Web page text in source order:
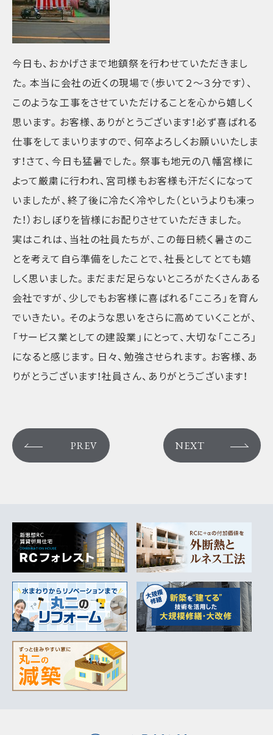
今日も、おかげさまで地鎮祭を行わせていただきまし
た。本当に会社の近くの現場で（歩いて２～３分です）、
このような工事をさせていただけることを心から嬉しく
思います。お客様、ありがとうございます！必ず喜ばれる
仕事をしてまいりますので、何卒よろしくお願いいたしま
す！さて、今日も猛暑でした。祭事も地元の八幡宮様に
よって厳粛に行われ、宮司様もお客様も汗だくになって
いましたが、終了後に冷たく冷やした（というよりも凍っ
た！）おしぼりを皆様にお配りさせていただきました。
実はこれは、当社の社員たちが、この毎日続く暑さのこ
とを考えて自ら準備をしたことで、社長としてとても嬉
しく思いました。まだまだ足らないところがたくさんある
会社ですが、少しでもお客様に喜ばれる「こころ」を育ん
でいきたい。そのような思いをさらに高めていくことが、
「サービス業としての建設業」にとって、大切な「こころ」
になると感じます。日々、勉強させられます。お客様、あ
りがとうございます！社員さん、ありがとうございます！
PREV NEXT